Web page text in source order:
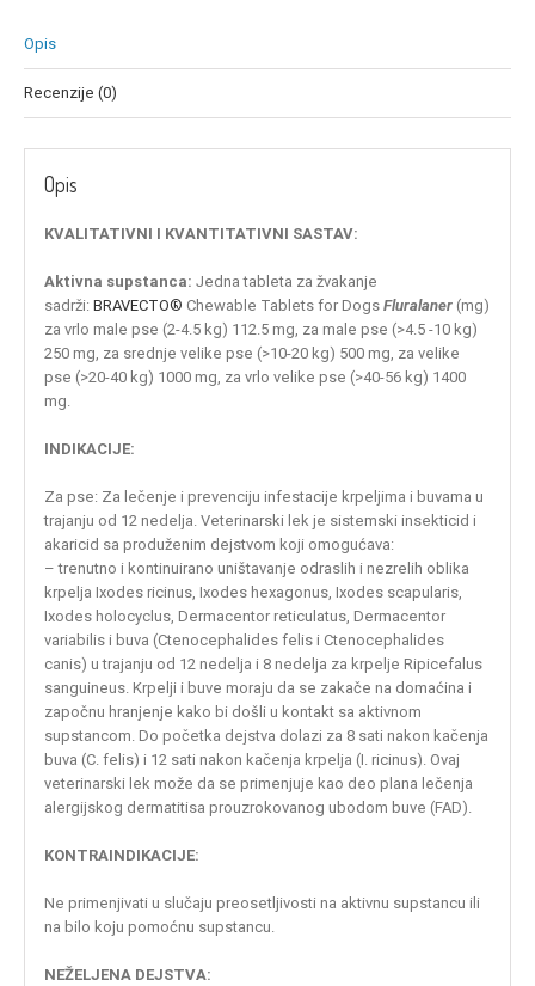
Opis
Recenzije (0)
Opis
KVALITATIVNI I KVANTITATIVNI SASTAV:
Aktivna supstanca: Jedna tableta za žvakanje
sadrži:BRAVECTO® Chewable Tablets for DogsFluralaner (mg)
za vrlo male pse (2-4.5 kg) 112.5 mg, za male pse (>4.5 -10 kg)
250 mg, za srednje velike pse (>10-20 kg) 500 mg, za velike
pse (>20-40 kg) 1000 mg, za vrlo velike pse (>40-56 kg) 1400
mg.
INDIKACIJE:
Za pse: Za lečenje i prevenciju infestacije krpeljima i buvama u
trajanju od 12 nedelja. Veterinarski lek je sistemski insekticid i
akaricid sa produženim dejstvom koji omogućava:
– trenutno i kontinuirano uništavanje odraslih i nezrelih oblika
krpelja Ixodes ricinus, Ixodes hexagonus, Ixodes scapularis,
Ixodes holocyclus, Dermacentor reticulatus, Dermacentor
variabilis i buva (Ctenocephalides felis i Ctenocephalides
canis) u trajanju od 12 nedelja i 8 nedelja za krpelje Ripicefalus
sanguineus. Krpelji i buve moraju da se zakače na domaćina i
započnu hranjenje kako bi došli u kontakt sa aktivnom
supstancom. Do početka dejstva dolazi za 8 sati nakon kačenja
buva (C. felis) i 12 sati nakon kačenja krpelja (I. ricinus). Ovaj
veterinarski lek može da se primenjuje kao deo plana lečenja
alergijskog dermatitisa prouzrokovanog ubodom buve (FAD).
KONTRAINDIKACIJE:
Ne primenjivati u slučaju preosetljivosti na aktivnu supstancu ili
na bilo koju pomoćnu supstancu.
NEŽELJENA DEJSTVA: